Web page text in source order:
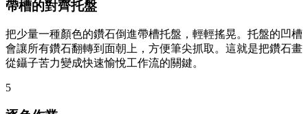
帶槽的對齊托盤
把少量一種顏色的鑽石倒進帶槽托盤，輕輕搖晃。托盤的凹槽
會讓所有鑽石翻轉到面朝上，方便筆尖抓取。這就是把鑽石畫
從鑷子苦力變成快速愉悅工作流的關鍵。
5